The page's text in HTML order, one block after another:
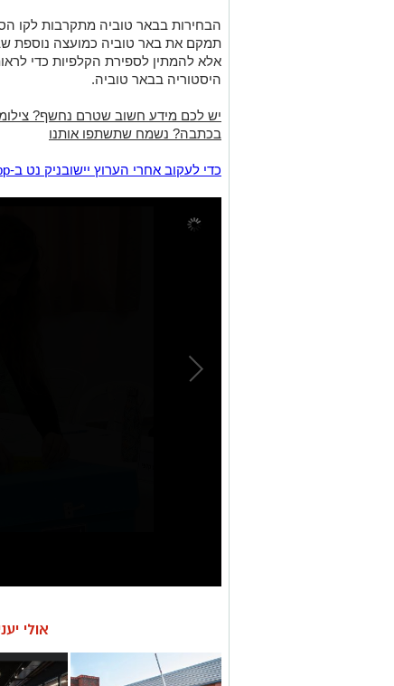
הבחירות בבאר טוביה מתקרבות לקו
תמקם את באר טוביה כמועצה נוספת
אלא להמתין לספירת הקלפיות כדי
היסטוריה בבאר טוביה.
יש לכם מידע חשוב שטרם נחשף?
בכתבה? נשמח שתשתפו אותנו
‏כדי לעקוב אחרי הערוץ יישובניק נט ב-WhatsApp:‏‏‏
אולי